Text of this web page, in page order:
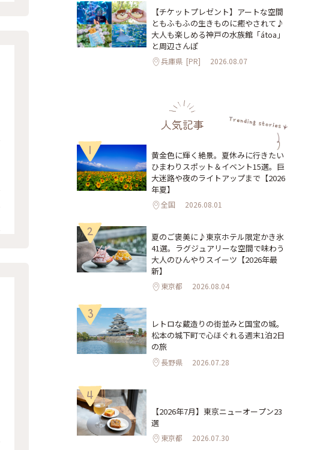
【チケットプレゼント】アートな空間
ともふもふの生きものに癒やされて♪
大人も楽しめる神戸の水族館「átoa」
と周辺さんぽ
兵庫県 [PR] 2026.08.07
人気記事
1
黄金色に輝く絶景。夏休みに行きたい
ひまわりスポット＆イベント15選。巨
大迷路や夜のライトアップまで【2026
年夏】
全国 2026.08.01
2
夏のご褒美に♪東京ホテル限定かき氷
41選。ラグジュアリーな空間で味わう
大人のひんやりスイーツ【2026年最
新】
東京都 2026.08.04
3
レトロな蔵造りの街並みと国宝の城。
松本の城下町で心ほぐれる週末1泊2日
の旅
長野県 2026.07.28
4
【2026年7月】東京ニューオープン23
選
東京都 2026.07.30